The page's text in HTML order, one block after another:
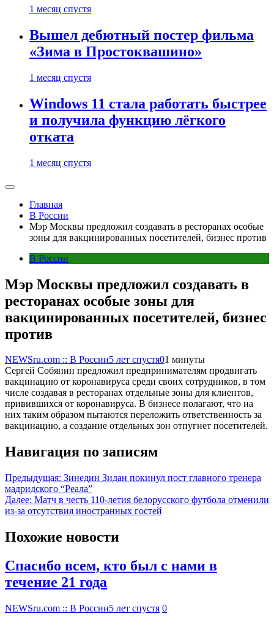
1 месяц спустя
Вышел дебютный постер фильма
«Зима в Простоквашино»
1 месяц спустя
Windows 11 стала работать быстрее
и получила функцию лёгкого
отката
1 месяц спустя
Главная
В России
Мэр Москвы предложил создавать в ресторанах особые
зоны для вакцинированных посетителей, бизнес против
В России
Мэр Москвы предложил создавать в
ресторанах особые зоны для
вакцинированных посетителей, бизнес
против
NEWSru.com :: В России5 лет спустя01 минуты
Сергей Собянин предложил предпринимателям продвигать
вакцинацию от коронавируса среди своих сотрудников, в том
числе создавая в ресторанах отдельные зоны для клиентов,
привившихся от коронавируса. В бизнесе полагают, что на
них таким образом пытаются переложить ответственность за
вакцинацию, а создание отдельных зон отпугнет посетителей.
Навигация по записям
Предыдущая: Зинедин Зидан покинул пост главного тренера
мадридского “Реала”
Далее: Матч в честь 110-летия белорусского футбола отменили
из-за отсутствия иностранных гостей
Похожие новости
Спасибо всем, кто был с нами в
течение 21 года
NEWSru.com :: В России5 лет спустя 0